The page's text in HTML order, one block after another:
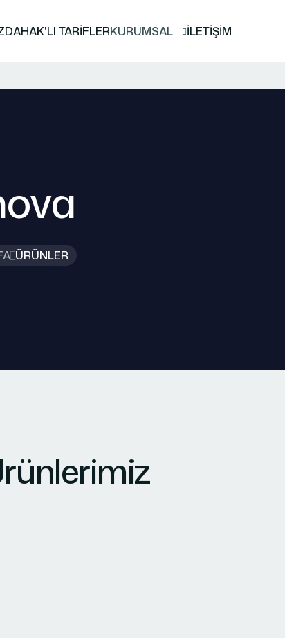
HAK'LI TARİFLERKURUMSAL İLETİŞİM
ÜRÜNLER